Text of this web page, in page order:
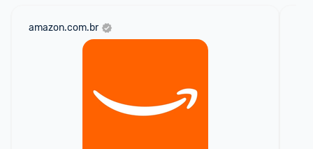
amazon.com.br